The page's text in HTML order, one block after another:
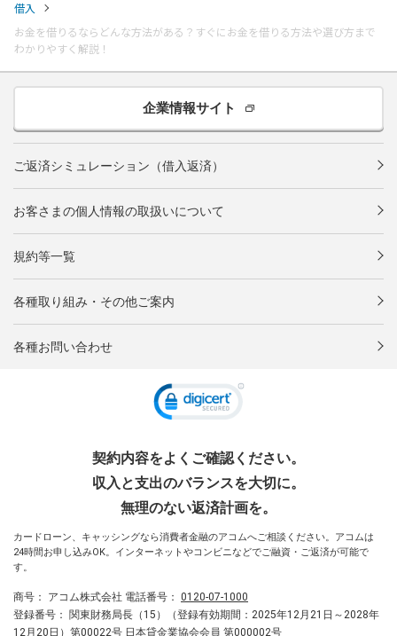
借入
お金を借りるならどんな方法がある？すぐにお金を借りる方法や選び方まで
わかりやすく解説！
企業情報サイト
ご返済シミュレーション（借入返済）
お客さまの個人情報の取扱いについて
規約等一覧
各種取り組み・その他ご案内
各種お問い合わせ
契約内容をよくご確認ください。
収入と支出のバランスを大切に。
無理のない返済計画を。
カードローン、キャッシングなら消費者金融のアコムへご相談ください。アコムは
24時間お申し込みOK。インターネットやコンビニなどでご融資・ご返済が可能で
す。
商号： アコム株式会社 電話番号： 0120-07-1000
登録番号：
関東財務局長（15）（登録有効期間：2025年12月21日～2028年
12月20日）第00022号 日本貸金業協会会員 第000002号